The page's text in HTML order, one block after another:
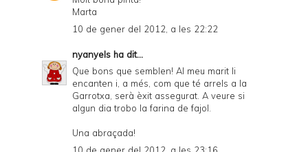
Marta
10 de gener del 2012, a les 22:22
nyanyels ha dit...
Que bons que semblen! Al meu marit li
encanten i, a més, com que té arrels a la
Garrotxa, serà èxit assegurat. A veure si
algun dia trobo la farina de fajol.
Una abraçada!